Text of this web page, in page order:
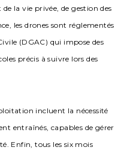
la vie privée, de gestion des
les drones sont réglementés
(DGAC) qui impose des
précis à suivre lors des
incluent la nécessité
entraînés, capables de gérer
Enfin, tous les six mois